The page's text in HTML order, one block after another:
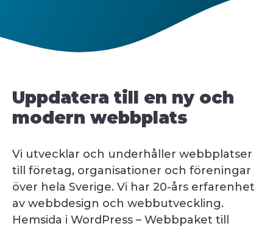
Uppdatera till en ny och
modern webbplats
Vi utvecklar och underhåller webbplatser
till företag, organisationer och föreningar
över hela Sverige. Vi har 20-års erfarenhet
av webbdesign och webbutveckling.
Hemsida i WordPress – Webbpaket till